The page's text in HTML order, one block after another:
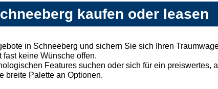
kaufen oder leasen
in Schneeberg und sichern Sie sich Ihren
keine Wünsche offen.
Features suchen oder sich für ein preiswertes,
breite Palette an Optionen.